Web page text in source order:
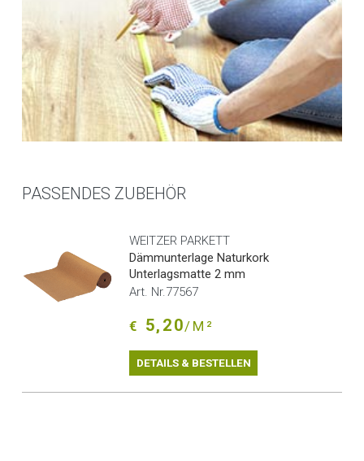
PASSENDES ZUBEHÖR
WEITZER PARKETT
Dämmunterlage Naturkork
Unterlagsmatte 2 mm
Art. Nr.77567
€ 5,20/M²
DETAILS & BESTELLEN